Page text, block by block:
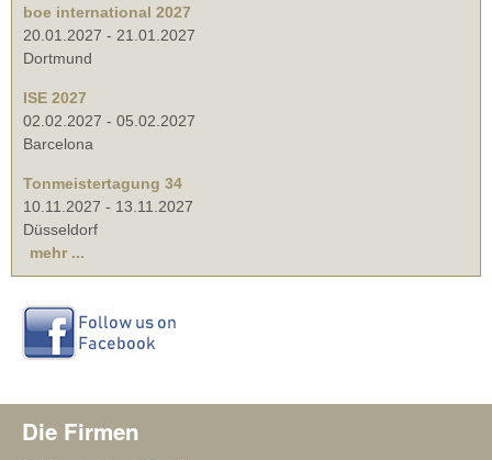
boe international 2027
20.01.2027 - 21.01.2027
Dortmund
ISE 2027
02.02.2027 - 05.02.2027
Barcelona
Tonmeistertagung 34
10.11.2027 - 13.11.2027
Düsseldorf
mehr ...
Die Firmen